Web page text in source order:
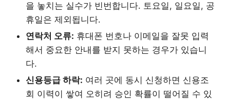
을 놓치는 실수가 빈번합니다. 토요일, 일요일, 공
휴일은 제외됩니다.
연락처 오류: 휴대폰 번호나 이메일을 잘못 입력
해서 중요한 안내를 받지 못하는 경우가 있습니
다.
신용등급 하락: 여러 곳에 동시 신청하면 신용조
회 이력이 쌓여 오히려 승인 확률이 떨어질 수 있